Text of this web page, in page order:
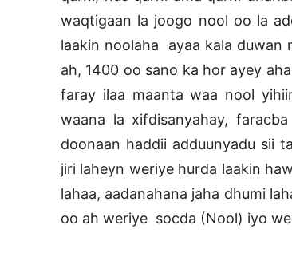
waqtigaan la joogo nool oo la
laakin noolaha ayaa kala duwan
ah, 1400 oo sano ka hor ayey
faray ilaa maanta waa nool
waana la xifdisanyahay,
doonaan haddii adduunyadu sii
jiri laheyn weriye hurda laakin
lahaa, aadanahana jaha dhumi
oo ah weriye socda (Nool) iyo